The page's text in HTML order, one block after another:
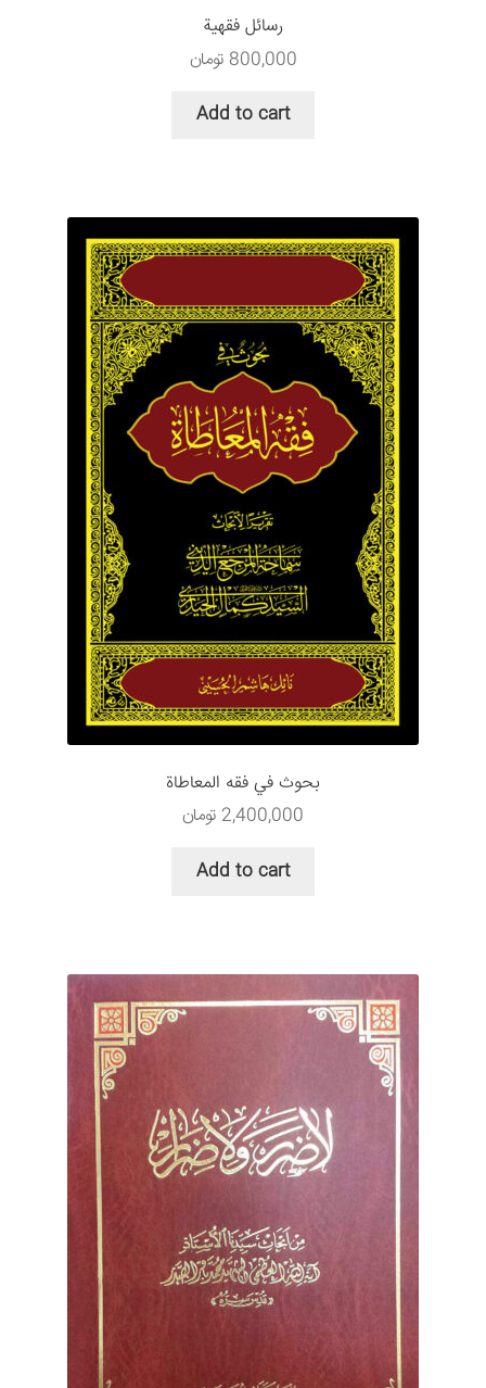
رسائل فقهیة
800,000 تومان
Add to cart
بحوث في فقه المعاطاة
2,400,000 تومان
Add to cart